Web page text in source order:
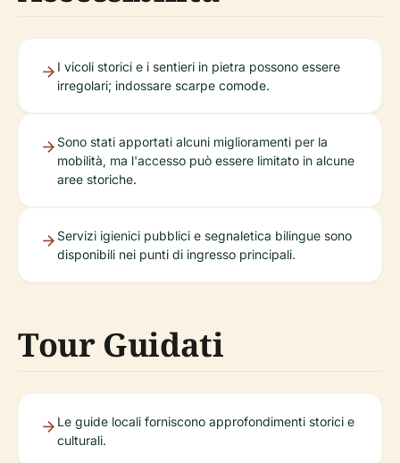
I vicoli storici e i sentieri in pietra possono essere
irregolari; indossare scarpe comode.
Sono stati apportati alcuni miglioramenti per la
mobilità, ma l'accesso può essere limitato in alcune
aree storiche.
Servizi igienici pubblici e segnaletica bilingue sono
disponibili nei punti di ingresso principali.
Tour Guidati
Le guide locali forniscono approfondimenti storici e
culturali.